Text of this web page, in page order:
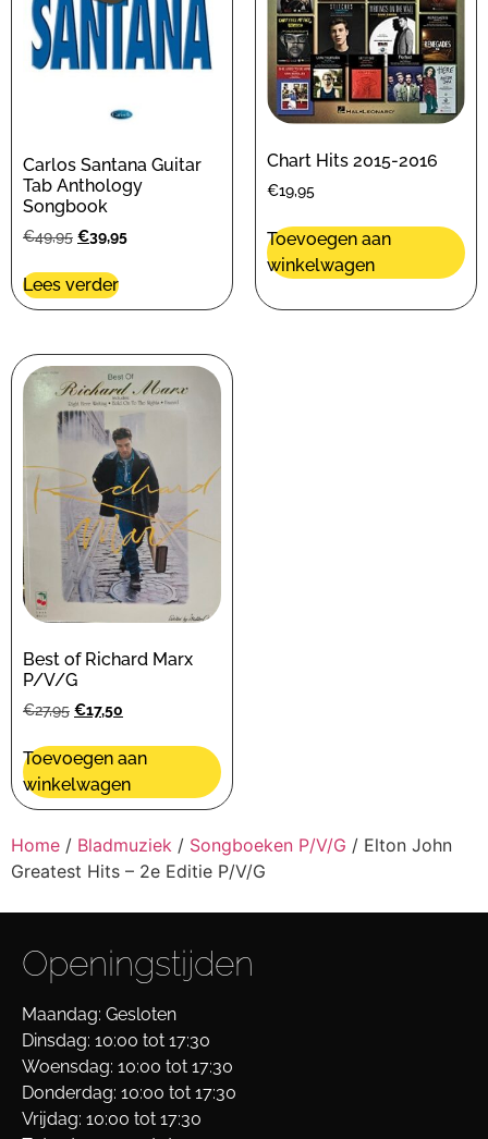
Carlos Santana Guitar
Tab Anthology
Songbook
€49,95 €39,95
Lees verder
Chart Hits 2015-2016
€19,95
Toevoegen aan
winkelwagen
Best of Richard Marx
P/V/G
€27,95 €17,50
Toevoegen aan
winkelwagen
Home / Bladmuziek / Songboeken P/V/G / Elton John
Greatest Hits – 2e Editie P/V/G
Openingstijden
Maandag: Gesloten
Dinsdag: 10:00 tot 17:30
Woensdag: 10:00 tot 17:30
Donderdag: 10:00 tot 17:30
Vrijdag: 10:00 tot 17:30